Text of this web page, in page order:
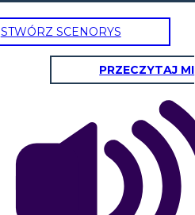
STWÓRZ SCENORYS
PRZECZYTAJ MI